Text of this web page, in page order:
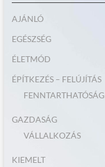
AJÁNLÓ
EGÉSZSÉG
ÉLETMÓD
ÉPÍTKEZÉS – FELÚJÍTÁS
FENNTARTHATÓSÁG
GAZDASÁG
VÁLLALKOZÁS
KIEMELT